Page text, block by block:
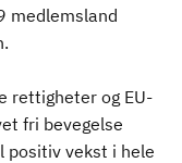
medlemsland
rettigheter og EU-
fri bevegelse
positiv vekst i hele